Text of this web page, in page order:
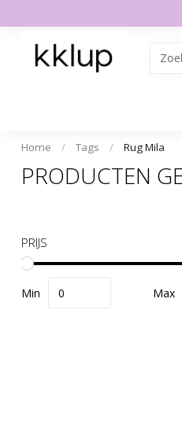
Home / Tags / Rug Mila
PRODUCTEN
PRIJS
Min Max